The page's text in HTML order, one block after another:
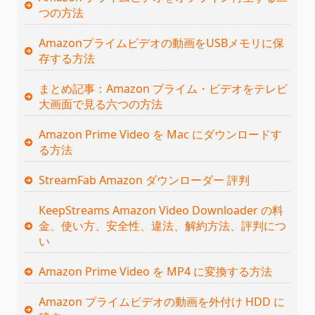
つの方法
Amazonプライムビデオの動画をUSBメモリに保
存する方法
まとめ記事：Amazon プライム・ビデオをテレビ
大画面で見る六つの方法
Amazon Prime Video を Mac にダウンロードす
る方法
StreamFab Amazon ダウンローダー 評判
KeepStreams Amazon Video Downloader の料
金、使い方、安全性、違法、解約方法、評判につ
い
Amazon Prime Video を MP4 に変換する方法
Amazon プライムビデオの動画を外付け HDD に